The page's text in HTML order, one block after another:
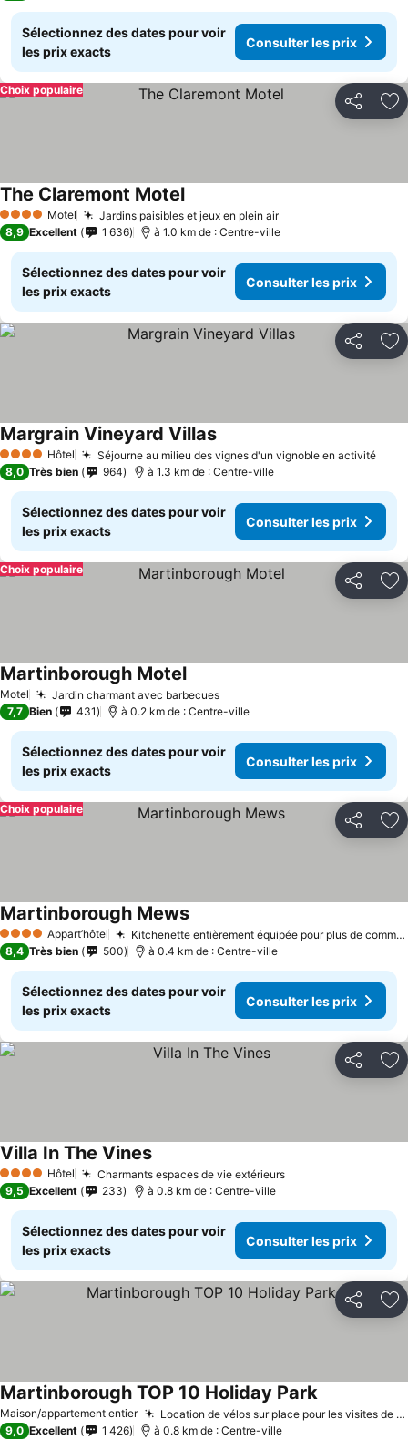
Sélectionnez des dates pour voir
les prix exacts
Consulter les prix
Partager
Choix populaire
4 Étoiles Motel Jardins paisibles et jeux en plein air
The Claremont Motel
8,9 Excellent 1 636 à 1.0 km de : Centre-ville
Sélectionnez des dates pour voir
les prix exacts
Consulter les prix
Partager
4 Étoiles Hôtel Séjourne au milieu des vignes d'un vignoble en activité
Margrain Vineyard Villas
8,0 Très bien 964 à 1.3 km de : Centre-ville
Sélectionnez des dates pour voir
les prix exacts
Consulter les prix
Partager
Choix populaire
Motel Jardin charmant avec barbecues
Martinborough Motel
7,7 Bien 431 à 0.2 km de : Centre-ville
Sélectionnez des dates pour voir
les prix exacts
Consulter les prix
Partager
Choix populaire
4 Étoiles Appart’hôtel Kitchenette entièrement équipée pour plus de commodité
Martinborough Mews
8,4 Très bien 500 à 0.4 km de : Centre-ville
Sélectionnez des dates pour voir
les prix exacts
Consulter les prix
Partager
4 Étoiles Hôtel Charmants espaces de vie extérieurs
Villa In The Vines
9,5 Excellent 233 à 0.8 km de : Centre-ville
Sélectionnez des dates pour voir
les prix exacts
Consulter les prix
Partager
Maison/appartement entier Location de vélos sur place pour les visites de vignobles
Martinborough TOP 10 Holiday Park
9,0 Excellent 1 426 à 0.8 km de : Centre-ville